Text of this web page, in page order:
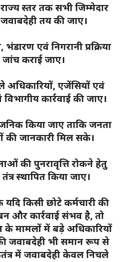
स्तर तक सभी जिम्मेदार
तय की जाए।
एवं निगरानी प्रक्रिया
कराई जाए।
अधिकारियों, एजेंसियों एवं
कार्रवाई की जाए।
किया जाए ताकि जनता
की जानकारी मिल सके।
की पुनरावृत्ति रोकने हेतु
तंत्र स्थापित किया जाए।
किसी छोटे कर्मचारी की
और कार्रवाई संभव है, तो
मामलों में बड़े अधिकारियों
जवाबदेही भी समान रूप से
में जवाबदेही केवल निचले